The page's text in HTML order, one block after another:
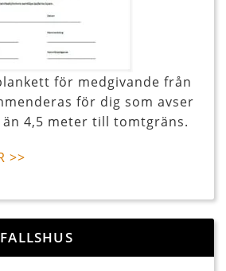
för medgivande från
för dig som avser
än 4,5 meter till tomtgräns.
>>